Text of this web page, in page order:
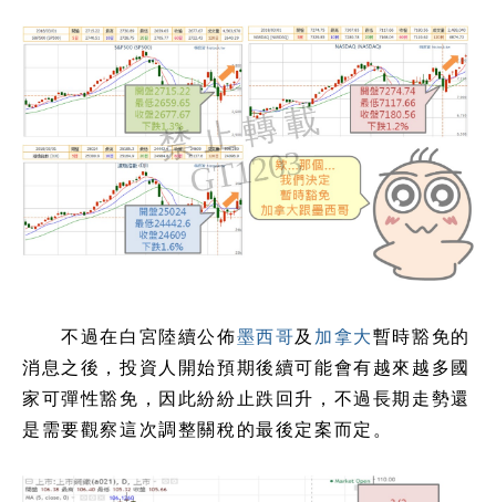
不過在白宮陸續公佈墨西哥及 加拿大暫時豁免的
消息之後，投資人開始預期後續可能會有越來越多國
家可彈性豁免，因此紛紛止跌回升，不過長期走勢還
是需要觀察這次調整關稅的最後定案而定。